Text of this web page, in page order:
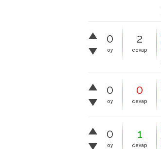
0
oy
2
cevap
0
oy
0
cevap
0
oy
1
cevap